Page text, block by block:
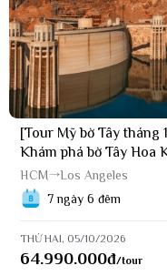
>> Video giới thiệu Công
Travel
[Tour Mỹ bờ Tây tháng
Khám phá bờ Tây Hoa
Los Angeles - Las Vegas
(05/10/2026)
HCM
Los Angeles
7 ngày 6 đêm
THỨ HAI, 05/10/2026
64.990.000đ/tour